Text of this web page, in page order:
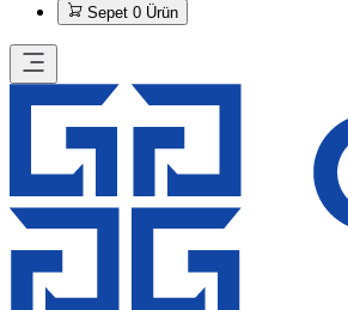
Sepet 0 Ürün